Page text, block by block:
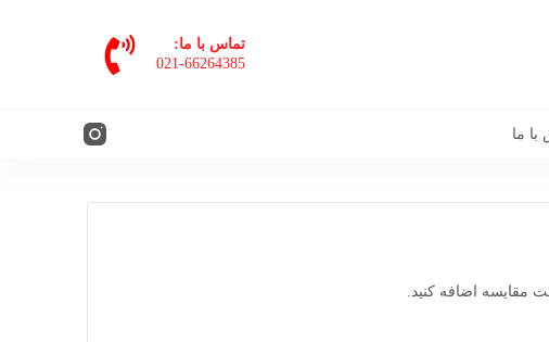
تماس با ما:
021-66264385
با ما
مقایسه اضافه کنید.